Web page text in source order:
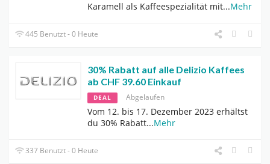
Karamell als Kaffeespezialität mit...Mehr
445 Benutzt - 0 Heute
30% Rabatt auf alle Delizio Kaffees
ab CHF 39.60 Einkauf
DEAL Abgelaufen
Vom 12. bis 17. Dezember 2023 erhältst
du 30% Rabatt...Mehr
337 Benutzt - 0 Heute